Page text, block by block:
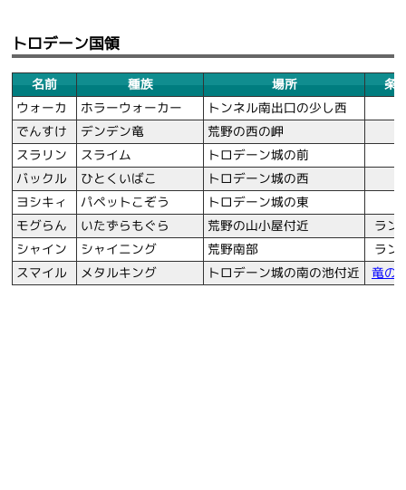
トロデーン国領
名前 種族 場所
条
ウォーカ
ホラーウォーカー トンネル南出口の少し西
でんすけ
デンデン竜 荒野の西の岬
スラリン
スライム トロデーン城の前
バックル
ひとくいばこ トロデーン城の西
ヨシキィ
パペットこぞう トロデーン城の東
モグらん
いたずらもぐら 荒野の山小屋付近
ラン
シャイン
シャイニング 荒野南部
ラン
スマイル
メタルキング トロデーン城の南の池付近 竜の